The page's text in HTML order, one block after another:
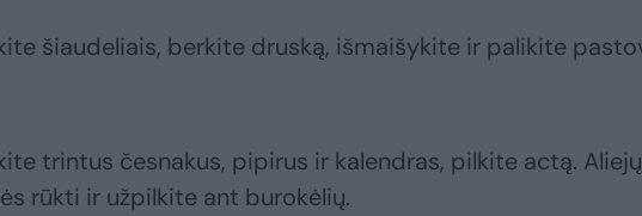
šiaudeliais, berkite druską, išmaišykite ir palikite
trintus česnakus, pipirus ir kalendras, pilkite actą. Aliejų
rūkti ir užpilkite ant burokėlių.